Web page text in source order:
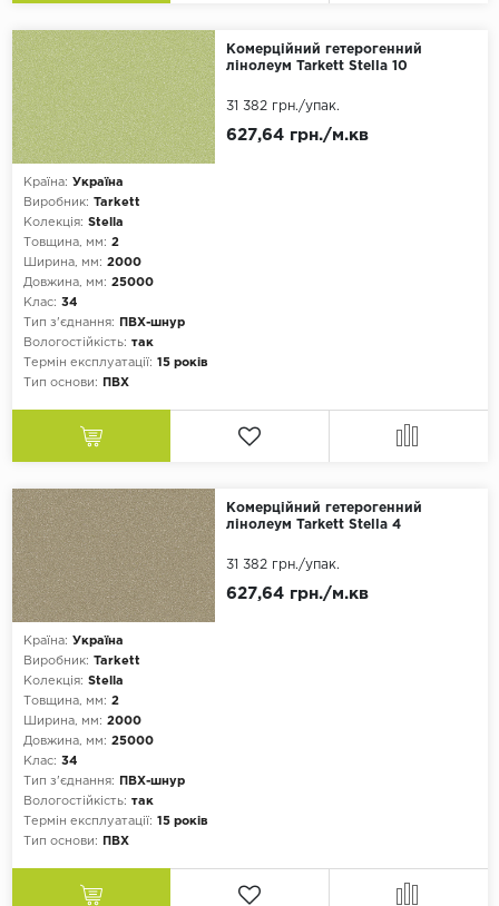
Комерційний гетерогенний
лінолеум Tarkett Stella 10
Країна: Україна
Виробник: Tarkett
Колекція: Stella
Товщина, мм: 2
Ширина, мм: 2000
Довжина, мм: 25000
Клас: 34
Тип з'єднання:
ПВХ-шнур
Вологостійкість: так
Термін експлуатації: 15 років
Тип основи:
ПВХ
627,64 грн./м.кв
31 382 грн./упак.
Комерційний гетерогенний
лінолеум Tarkett Stella 4
Країна: Україна
Виробник: Tarkett
Колекція: Stella
Товщина, мм: 2
Ширина, мм: 2000
Довжина, мм: 25000
Клас: 34
Тип з'єднання:
ПВХ-шнур
Вологостійкість: так
Термін експлуатації: 15 років
Тип основи:
ПВХ
627,64 грн./м.кв
31 382 грн./упак.